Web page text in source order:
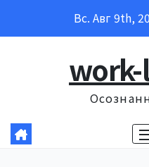
Вс. Авг 9th,